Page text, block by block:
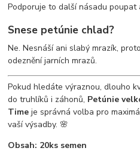
Podporuje to další násadu poupat
Snese petúnie chlad?
Ne. Nesnáší ani slabý mrazík,
odeznění jarních mrazů.
Pokud hledáte výraznou, dlouho
do truhlíků i záhonů, Petúnie
Time je správná volba pro
vaší výsadby. 🌸
Obsah: 20ks semen